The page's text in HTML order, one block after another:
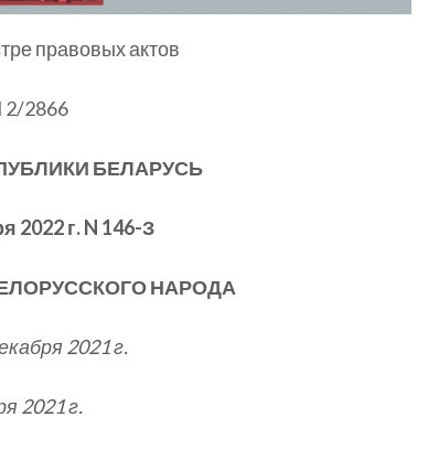
правовых актов
2/2866
БЕЛАРУСЬ
2022 г. N 146-З
НАРОДА
2021 г.
2021 г.